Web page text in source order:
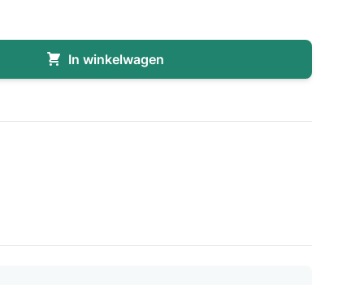
In winkelwagen